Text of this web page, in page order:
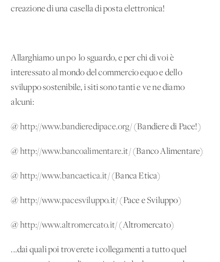
creazione di una casella di posta elettronica!
Allarghiamo un po' lo sguardo, e per chi di voi è
interessato al mondo del commercio equo e dello
sviluppo sostenibile, i siti sono tanti e ve ne diamo
alcuni:
@ http://www.bandieredipace.org/(Bandiere di Pace!)
@ http://www.bancoalimentare.it/(Banco Alimentare)
@ http://www.bancaetica.it/(Banca Etica)
@ http://www.pacesviluppo.it/ (Pace e Sviluppo)
@ http://www.altromercato.it/ (Altromercato)
...dai quali poi troverete i collegamenti a tutto quel